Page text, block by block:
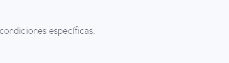
específicas.